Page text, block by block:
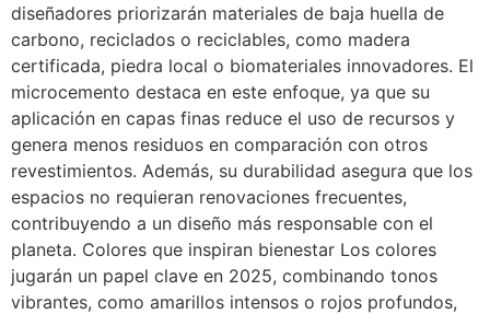
diseñadores priorizarán materiales de baja huella de
carbono, reciclados o reciclables, como madera
certificada, piedra local o biomateriales innovadores. El
microcemento destaca en este enfoque, ya que su
aplicación en capas finas reduce el uso de recursos y
genera menos residuos en comparación con otros
revestimientos. Además, su durabilidad asegura que los
espacios no requieran renovaciones frecuentes,
contribuyendo a un diseño más responsable con el
planeta. Colores que inspiran bienestar Los colores
jugarán un papel clave en 2025, combinando tonos
vibrantes, como amarillos intensos o rojos profundos,